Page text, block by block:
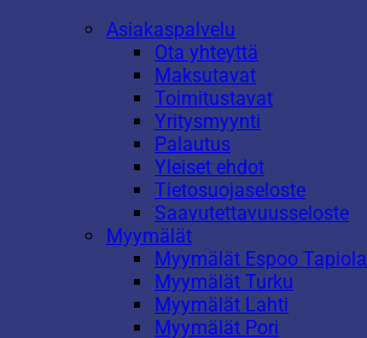
Asiakaspalvelu
Ota yhteyttä
Maksutavat
Toimitustavat
Yritysmyynti
Palautus
Yleiset ehdot
Tietosuojaseloste
Saavutettavuusseloste
Myymälät
Myymälät Espoo Tapiola
Myymälät Turku
Myymälät Lahti
Myymälät Pori